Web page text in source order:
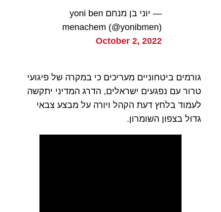
— יוני בן מנחם yoni ben
menachem (@yonibmen)
October 2, 2022
גורמים ביטחוניים מעריכים כי במקרה של פיגועי
טרור עם נפגעים ישראלים, הדרג המדיני יתקשה
לעמוד בלחץ דעת הקהל ויורה על מבצע צבאי
גדול בצפון השומרון.